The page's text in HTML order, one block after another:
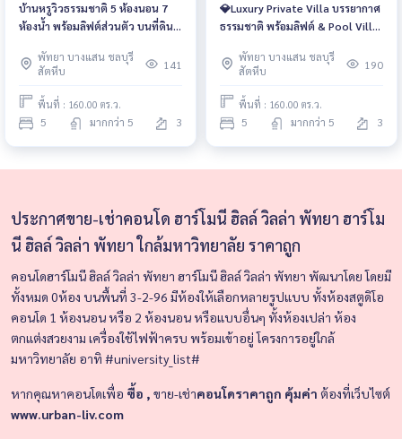
บ้านหรูวิวธรรมชาติ 5 ห้องนอน 7
ห้องน้ำ พร้อมลิฟต์ส่วนตัว บนที่ดิน
พัทยา บางแสน ชลบุรี
สัตหีบ
141
พื้นที่ : 160.00 ตร.ว.
5 มากกว่า 5 3
💎Luxury Private Villa บรรยากาศ
ธรรมชาติ พร้อมลิฟต์ & Pool Villa
Pattayaพัทยา บางแสน ชลบุรี
สัตหีบ
190
พื้นที่ : 160.00 ตร.ว.
5 มากกว่า 5 3
ประกาศขาย-เช่าคอนโด ฮาร์โมนี ฮิลล์ วิลล่า พัทยา ฮาร์โม
นี ฮิลล์ วิลล่า พัทยา ใกล้มหาวิทยาลัย ราคาถูก
คอนโดฮาร์โมนี ฮิลล์ วิลล่า พัทยา ฮาร์โมนี ฮิลล์ วิลล่า พัทยา พัฒนาโดยโดยมี
ทั้งหมด 0ห้อง บนพื้นที่ 3-2-96 มีห้องให้เลือกหลายรูปแบบ ทั้งห้องสตูดิโอ
คอนโด 1 ห้องนอน หรือ 2 ห้องนอน หรือแบบอื่นๆ ทั้งห้องเปล่า ห้อง
ตกแต่งสวยงาม เครื่องใช้ไฟฟ้าครบ พร้อมเข้าอยู่โครงการอยู่ใกล้
มหาวิทยาลัย อาทิ #university_list#
หากคุณหาคอนโดเพื่อ ซื้อ , ขาย-เช่าคอนโดราคาถูก คุ้มค่า ต้องที่เว็บไซต์
www.urban-liv.com